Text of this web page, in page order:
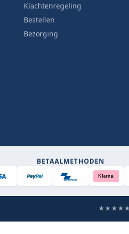
Klachtenregeling
Bestellen
Bezorging
BETAALMETHODEN
Bancontact
Klarna.
★★★★★